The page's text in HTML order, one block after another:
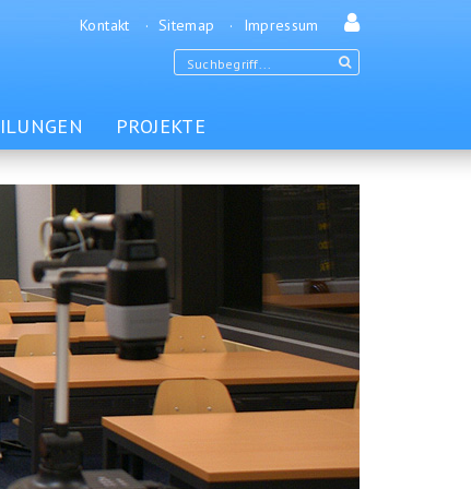
Kontakt Sitemap Impressum
PROJEKTE